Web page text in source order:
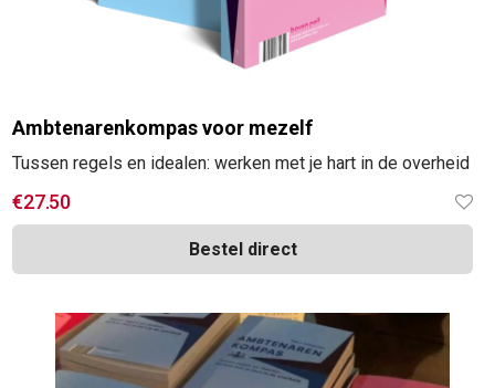
Ambtenarenkompas voor mezelf
Tussen regels en idealen: werken met je hart in de overheid
€27.50
Bestel direct